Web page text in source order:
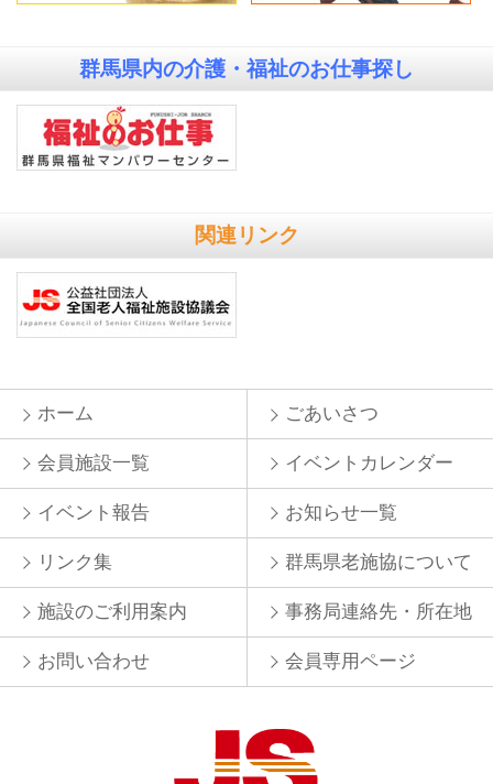
群馬県内の介護・福祉のお仕事探し
関連リンク
ホーム ごあいさつ
会員施設一覧 イベントカレンダー
イベント報告 お知らせ一覧
リンク集 群馬県老施協について
施設のご利用案内 事務局連絡先・所在地
お問い合わせ 会員専用ページ